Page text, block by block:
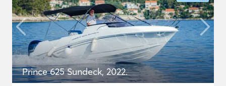
Prince 625 Sundeck, 2022.